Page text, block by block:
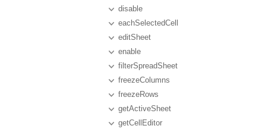
disable
eachSelectedCell
editSheet
enable
filterSpreadSheet
freezeColumns
freezeRows
getActiveSheet
getCellEditor